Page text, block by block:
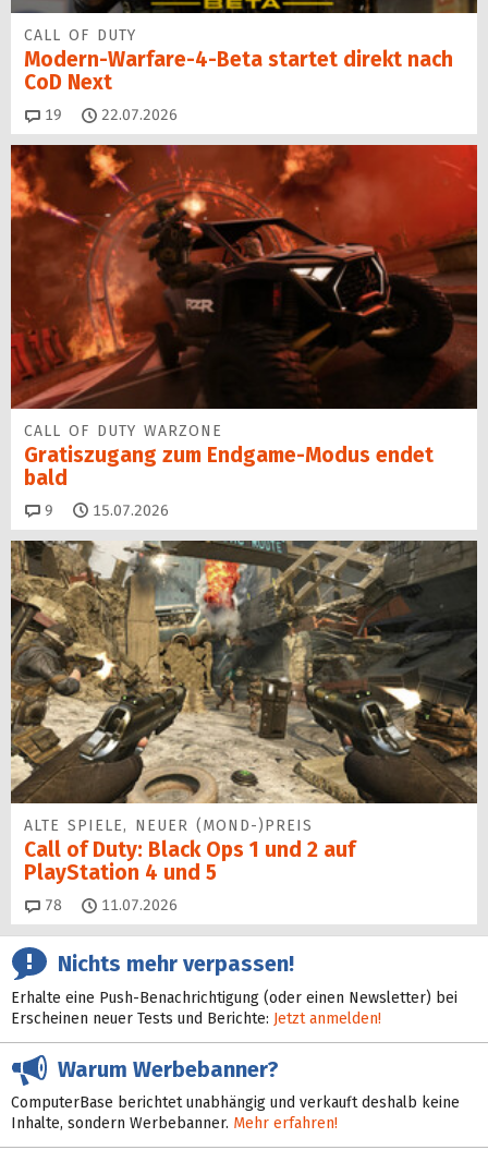
CALL OF DUTY
Modern-Warfare-4-Beta startet direkt nach
CoD Next
19 Kommentare
22.07.2026
CALL OF DUTY WARZONE
Gratiszugang zum Endgame-Modus endet
bald
9 Kommentare
15.07.2026
ALTE SPIELE, NEUER (MOND-)PREIS
Call of Duty: Black Ops 1 und 2 auf
PlayStation 4 und 5
78 Kommentare
11.07.2026
Nichts mehr verpassen!
Erhalte eine Push-Benachrichtigung (oder einen Newsletter) bei
Erscheinen neuer Tests und Berichte: Jetzt anmelden!
Warum Werbebanner?
ComputerBase berichtet unabhängig und verkauft deshalb keine
Inhalte, sondern Werbebanner. Mehr erfahren!